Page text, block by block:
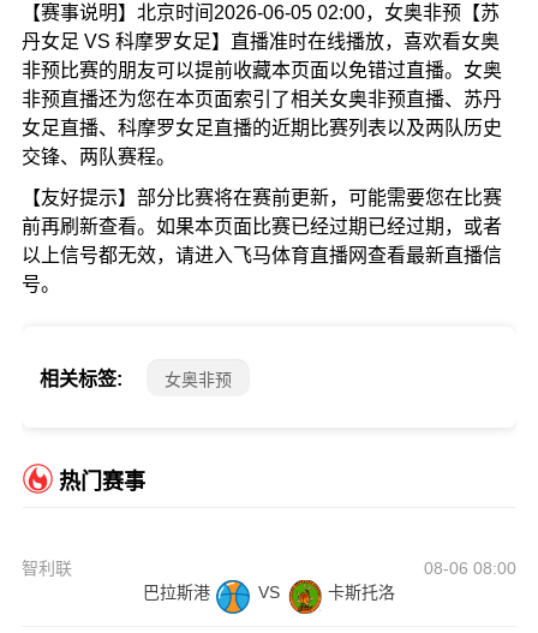
【赛事说明】北京时间2026-06-05 02:00，女奥非预【苏
丹女足 VS 科摩罗女足】直播准时在线播放，喜欢看女奥
非预比赛的朋友可以提前收藏本页面以免错过直播。女奥
非预直播还为您在本页面索引了相关女奥非预直播、苏丹
女足直播、科摩罗女足直播的近期比赛列表以及两队历史
交锋、两队赛程。
【友好提示】部分比赛将在赛前更新，可能需要您在比赛
前再刷新查看。如果本页面比赛已经过期已经过期，或者
以上信号都无效，请进入飞马体育直播网查看最新直播信
号。
相关标签: 女奥非预
热门赛事
智利联
08-06 08:00
巴拉斯港
VS 卡斯托洛